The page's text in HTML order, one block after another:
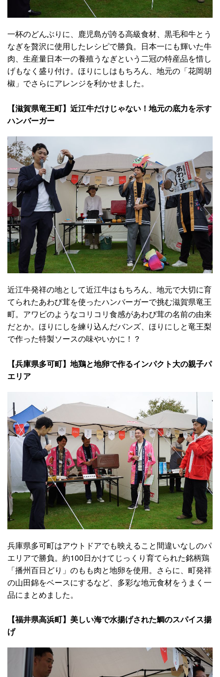
一杯のどんぶりに、鹿児島が誇る高級食材、黒毛和牛とう
なぎを贅沢に使用したレシピで勝負。日本一にも輝いた牛
肉、生産量日本一の養殖うなぎという二冠の特産品を惜し
げもなく盛り付け。ほりにしはもちろん、地元の「花岡胡
椒」でさらにアレンジを利かせました。
【滋賀県竜王町】近江牛だけじゃない！地元の底力を示す
ハンバーガー
近江牛発祥の地として近江牛はもちろん、地元で大切に育
てられたあわび茸を使ったハンバーガーで挑む滋賀県竜王
町。アワビのようなコリコリ食感があわび茸の名前の由来
だとか。ほりにしを練り込んだバンズ、ほりにしと竜王梨
で作った特製ソースの味やいかに！？
【兵庫県多可町】地鶏と地卵で作るインパクト大の親子パ
エリア
兵庫県多可町はアウトドアでも映えること間違いなしのパ
エリアで勝負。約100日かけてじっくり育てられた銘柄鶏
「播州百日どり」のもも肉と地卵を使用。さらに、町発祥
の山田錦をベースにするなど、多彩な地元食材をうまく一
品にまとめました。
【福井県高浜町】美しい海で水揚げされた鯛のスパイス揚
げ